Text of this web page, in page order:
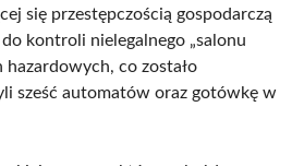
się przestępczością gospodarczą
kontroli nielegalnego „salonu
hazardowych, co zostało
sześć automatów oraz gotówkę w